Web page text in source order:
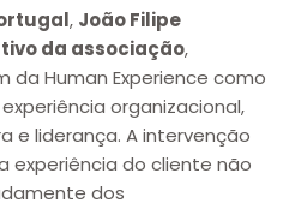
, João Filipe
da associação,
da Human Experience como
organizacional,
e liderança. A intervenção
experiência do cliente não
dos